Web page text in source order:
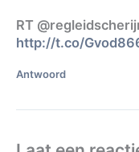
RT
http://t.co/
Antwoord